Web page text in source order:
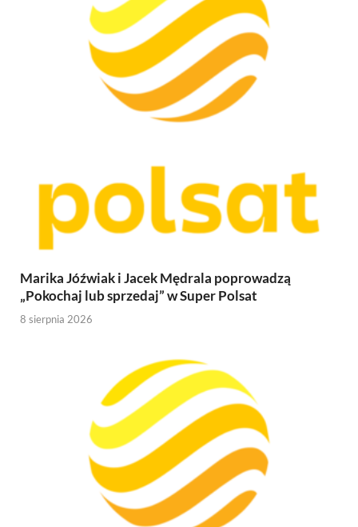
Marika Jóźwiak i Jacek Mędrala poprowadzą
„Pokochaj lub sprzedaj” w Super Polsat
8 sierpnia 2026